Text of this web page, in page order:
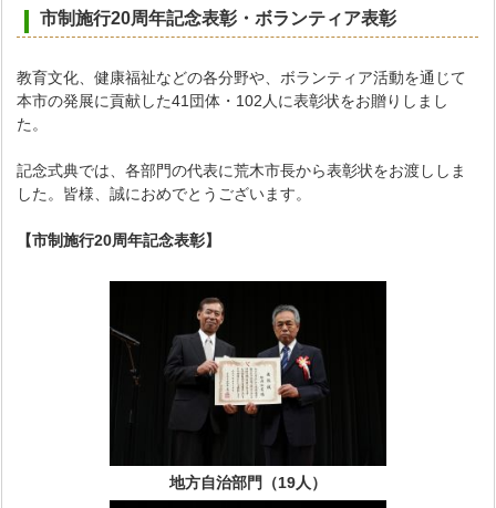
市制施行20周年記念表彰・ボランティア表彰
教育文化、健康福祉などの各分野や、ボランティア活動を通じて
本市の発展に貢献した41団体・102人に表彰状をお贈りしまし
た。
記念式典では、各部門の代表に荒木市長から表彰状をお渡ししま
した。皆様、誠におめでとうございます。
【市制施行20周年記念表彰】
地方自治部門（19人）